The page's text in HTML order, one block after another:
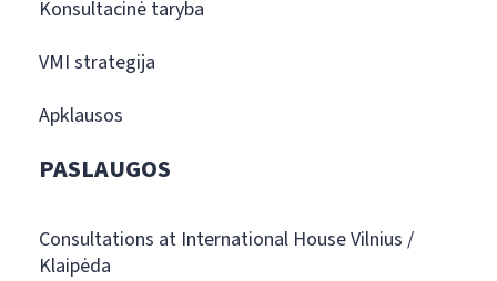
Konsultacinė taryba
VMI strategija
Apklausos
PASLAUGOS
Consultations at International House Vilnius /
Klaipėda